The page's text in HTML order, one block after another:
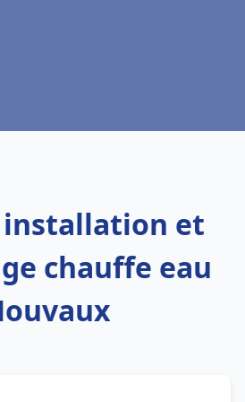
installation et
chauffe eau